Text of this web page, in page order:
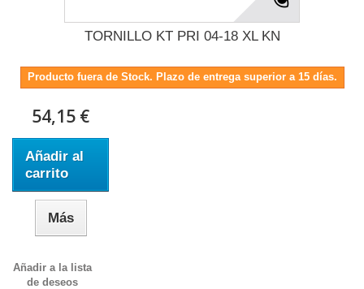
TORNILLO KT PRI 04-18 XL KN
Producto fuera de Stock. Plazo de entrega superior a 15 días.
54,15 €
Añadir al
carrito
Más
Añadir a la lista
de deseos